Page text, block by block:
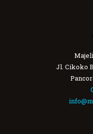
Jl. Cikoko